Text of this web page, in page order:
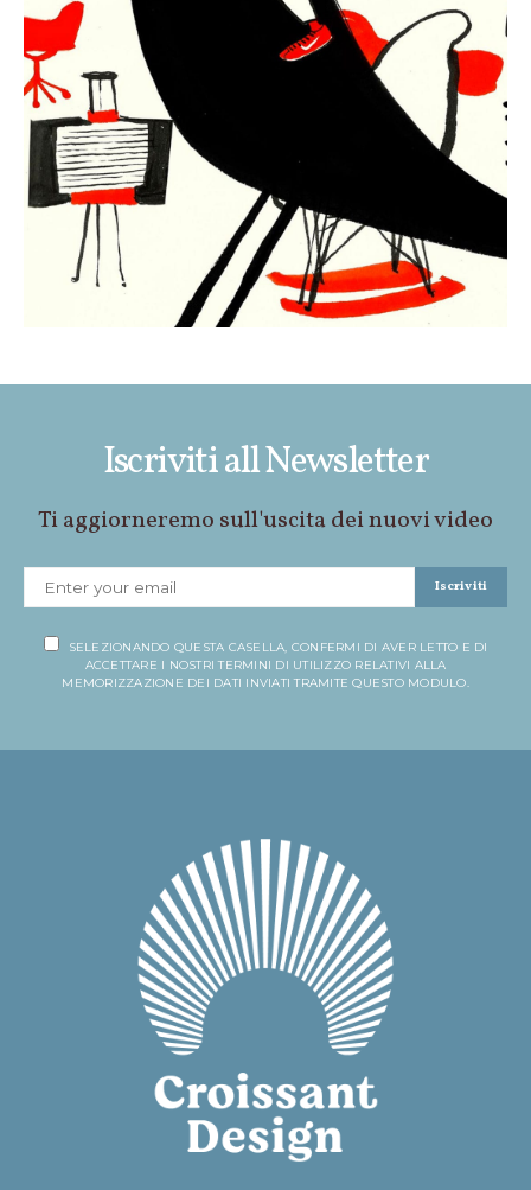
Iscriviti all Newsletter
Ti aggiorneremo sull'uscita dei nuovi video
Iscriviti
SELEZIONANDO QUESTA CASELLA, CONFERMI DI AVER LETTO E DI
ACCETTARE I NOSTRI TERMINI DI UTILIZZO RELATIVI ALLA
MEMORIZZAZIONE DEI DATI INVIATI TRAMITE QUESTO MODULO.